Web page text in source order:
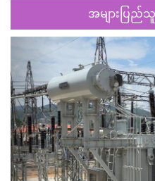
အများပြည်
Previous